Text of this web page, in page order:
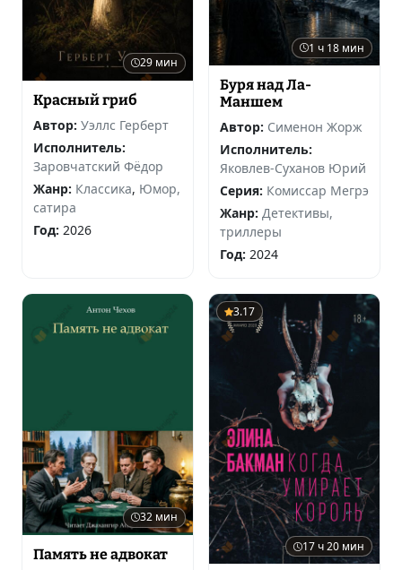
29 мин
Красный гриб
Автор: Уэллс Герберт
Исполнитель:
Заровчатский Фёдор
Жанр: Классика, Юмор,
сатира
Год: 2026
1 ч 18 мин
Буря над Ла-
Маншем
Автор: Сименон Жорж
Исполнитель:
Яковлев-Суханов Юрий
Серия: Комиссар Мегрэ
Жанр: Детективы,
триллеры
Год: 2024
32 мин
Память не адвокат
3.17
17 ч 20 мин